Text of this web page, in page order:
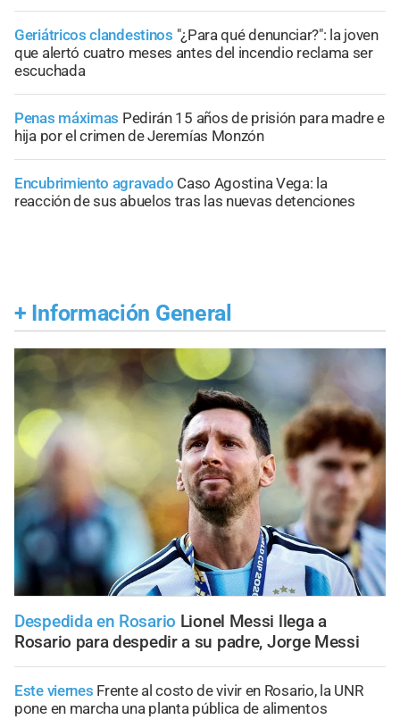
Geriátricos clandestinos "¿Para qué denunciar?": la joven
que alertó cuatro meses antes del incendio reclama ser
escuchada
Penas máximas Pedirán 15 años de prisión para madre e
hija por el crimen de Jeremías Monzón
Encubrimiento agravado Caso Agostina Vega: la
reacción de sus abuelos tras las nuevas detenciones
+ Información General
Despedida en Rosario Lionel Messi llega a
Rosario para despedir a su padre, Jorge Messi
Este viernes Frente al costo de vivir en Rosario, la UNR
pone en marcha una planta pública de alimentos